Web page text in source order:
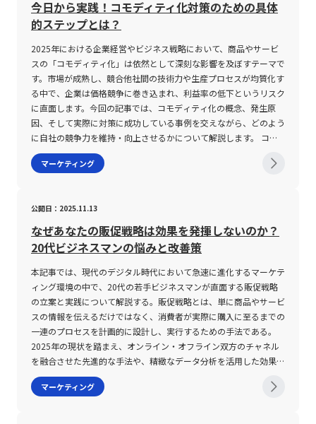
費者が両方の商品のセット需要を持つため、一方の財の価格上昇は
他方の需要を大きく左右する。特に完全補完財は、セットでの購入
が必須とされるため、単体での販売戦略は成立しにくい。企業は、
補完財の相互依存性を正確に見極め、価格設定や在庫管理、さらに
は販促活動を統合的に実施することが求められる。たとえば、ゲー
ム機メーカーがゲームソフトメーカーと連携して共同プロモーショ
ンを実施するなど、補完財間の協業が市場シェアの拡大に大きく寄
与する可能性がある。独立財に関しては、その性質上、他の財の需
要変動に対する感応度が極めて低いことから、市場分析の際の説明
経済の大きな変動や共通の外部要因が影響を及ぼす可能性があるた
な影響を与える可能性がある。また、これらの財の分類は経済理論
上の理想モデルに基づいているため、現実の経済活動においては複
雑な相互作用が存在する。例えば、単一の商品が代替財としても補
完財としても機能するケースや、市場環境の変化により一時的に独
立財の性質を帯びる場合などが挙げられる。これらの点を踏まえ、
企業は統計データや消費者行動の観察、さらには実験的手法を用い
た市場分析を行い、柔軟かつ科学的な意思決定を下すことが重要で
ある。加えて、価格変動に起因する所得効果と代替効果の理解は、
特にスルツキー分解によって明示されるように、各財がどのように
消費者の購買行動に影響を及ぼすかを具体的に把握するための有力
なツールである。完全代替財においては代替効果が顕著であり、そ
ては代替効果がほとんど認められず、所得効果のみが現れるという
の追加・更新作業や在庫管理のためのシステム投資、そしてこれら
の業務に対応するための人材育成が必要となるため、管理工数が飛
躍的に増大する可能性が高いです。 次に、顧客体験の質の確保も
重要な課題です。膨大な商品情報を提供することで、ユーザーが求
める商品をスムーズに発見し、購入に至るまでのプロセスを円滑に
することは、オンラインショップ運営において必須の要素です。高
性能な検索エンジン、洗練されたUI、効率的なレコメンデーション
機能の導入が求められ、顧客の行動履歴や購買傾向を分析するため
のデータマネジメントシステムの整備もまた欠かせません。 さら
本となるため、個々の商品の利益率は必ずしも高くなく、販売数量
る可能性もあり、定期的な在庫チェックや需要予測システムの活用
を欠かすことはできません。 戦略の成功には、単に多品種展開を
行うだけでなく、システマティックなオペレーションと高精度のデ
ータ分析が必要です。特に、若手ビジネスマンにとっては、従来の
単一ヒット商品の成功パターンから脱却し、市場全体を俯瞰する視
点を身につけることが求められます。実際、amazonやNetflixとい
った企業は、ロングテール戦略を巧みに活用し、オンラインショッ
ピングや映像配信サービスにおいて、膨大な商品やコンテンツを顧
客個々の嗜好に合わせて提示することで、安定した収益基盤を築い
ています。 また、システム構築においては、スケーラビリティの
確保も不可欠です。急激なアクセス増加や、一時的な販売ピーク時
制の整備も含め、運用面でのリスク管理が必須となります。ロング
行いながら、企業の全体戦略としてのプロダクト展開を推進しま
す。そのため、各部門間の情報の橋渡し役となり、コミュニケーシ
ョン力や調整力が必要不可欠となります。また、ユーザーの反応に
応じた迅速な戦略変更が求められるため、決断力とタイムマネジメ
ント能力も重視されるスキルとして挙げられます。 PMMの注意点
PMMとして活躍するためには、豊富なマーケティング知識と実務
経験が求められますが、同時にいくつかの注意点も存在します。ま
ず、PMMはプロダクトの売上に直結する役割であり、その責任の
重さから、失敗が企業全体に大きな影響を及ぼす可能性がありま
す。市場調査やユーザー分析においてはデータに基づいた的確な判
断が必要となり、分析力や論理的思考力が欠かせません。 また、
要があります。このため、日々変わる市場状況を把握するための情
報収集能力、そして短期間での戦略転換を可能とする柔軟な発想が
求められます。加えて、関係する各部門との連携には高いコミュニ
ケーションスキルが必要であり、一方通行ではなく双方向の意見交
換ができる調整力も必要です。 さらに、未経験者がPMMへ転職を
目指す場合、実務経験や実績の不足が大きなハードルとなります。
そのため、まずはマネジメント経験を積むことや、プロジェクトマ
ネジメント関連の資格取得（たとえば、IPAやPMIが認定する資
格）などを通じて、自己のスキルを裏付ける努力が重要になりま
す。業界特化型の転職エージェントを活用することで、未経験者で
もステップアップできるケースが増えており、キャリアの転換期に
て、PMMは単なるマーケティング担当職とは一線を画しており、
導の戦略として展開される点が特徴的であり、迅速な成果を求める
一方で、顧客との対話を重視する姿勢が求められます。 セリング
は、単に商品の説明や特徴を伝えるだけのプロダクトセリングに留
まらず、ソリューションセリング、ビジョンセリング、さらにはイ
ンサイトセリングといった多段階かつ深みのある手法へと発展して
います。プロダクトセリングでは、まず自社商品の特性と競合他社
との差別化ポイントを明確に打ち出し、提案営業を行います。続く
ソリューションセリングでは、顧客が抱える具体的な課題を引き出
し、その解決手段として自社サービスを提案する形に進化します。
さらに、ビジョンセリングやインサイトセリングでは、顧客が自身
でも意識していなかった潜在的な課題や将来実現すべき理想像に着
目し、共に解決策を構築するというアプローチが展開され、これら
最近のBtoB市場においては、クロスセリングの手法も大きな注目
を集めています。クロスセリングは、既存の顧客に対して、既に契
約済みのサービスや商品と併せて別の付加価値の高い提案を行うこ
とで、売上単価を向上させる戦略です。Amazonやマクドナルドと
いった企業においては、顧客が検討中の商品に加え、関連するアイ
テムやセット商品の提案が自然な流れで行われ、これにより既存顧
客から更なる価値を引き出す仕組みが確立されています。このよう
に、セリングは単一の取引の成立に留まらず、顧客との関係性を深
化させるための重要な手法として活用されています。 セリングが
他のマーケティング活動とどのように連携し、相補的な役割を果た
すのかという点も注目されます。ピーター・ドラッカーが提唱した
「マーケティングの目的は販売を不必要にすること」という考え方
は、マーケティングが本来、顧客のニーズを把握し、自然と売れる
今日から実践！コモディティ化対策のための具体
的ステップとは？
2025年における企業経営やビジネス戦略において、商品やサービ
スの「コモディティ化」は依然として深刻な影響を及ぼすテーマで
す。市場が成熟し、競合他社間の技術力や生産プロセスが均質化す
る中で、企業は価格競争に巻き込まれ、利益率の低下というリスク
に直面します。今回の記事では、コモディティ化の概念、発生原
因、そして実際に対策に成功している事例を交えながら、どのよう
に自社の競争力を維持・向上させるかについて解説します。 コモ
ディティ化とは 「コモディティ」とは、もともと「商品」や「日
用品」という意味を持ち、ビジネスの文脈では、製品やサービスが
の比較において、価格以外の要素が評価されにくい市場環境に直面
することから、消費者がどの企業の製品を選んでも大差が見られな
くなる現象に悩まされます。 この現象は、単に消費者側のニーズ
の変化に起因するだけではなく、企業側の生産プロセスや技術、設
備投資の均質化によるものでもあります。 また、投資の観点から
も「コモディティ」という用語が用いられ、貴金属、エネルギー、
農産物など、商品の取引市場における均一な取引対象を意味する場
合もあります。 とりわけビジネスにおけるコモディティ化は、企
業の独自性が薄れ、市場競争が熾烈化する要因となるため、戦略的
な対応が求められる重要な課題です。 コモディティ化の注意点 企
業が直面するコモディティ化の問題は、多面的な要因が絡む複雑な
現象です。 まず、消費者側の要因として、顧客ニーズや市場環境が
急速に変化している中で、企業がその変化に柔軟に対応できず、同
マーケティング
公開日：2025.11.13
なぜあなたの販促戦略は効果を発揮しないのか？
20代ビジネスマンの悩みと改善策
本記事では、現代のデジタル時代において急速に進化するマーケテ
ィング環境の中で、20代の若手ビジネスマンが直面する販促戦略
の立案と実践について解説する。販促戦略とは、単に商品やサービ
スの情報を伝えるだけではなく、消費者が実際に購入に至るまでの
一連のプロセスを計画的に設計し、実行するための手法である。
2025年の現状を踏まえ、オンライン・オフライン双方のチャネル
を融合させた先進的な手法や、精緻なデータ分析を活用した効果測
定といった最新の取り組みが進められている。本記事を通じ、販促
戦略の基本的な概念から具体的な立案手順、注意すべきポイントま
マーケティング